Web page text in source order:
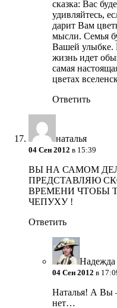
сказка: Вас
удивляйтесь,
дарит Вам
мысли. Семья
Вашей улыбке.
жизнь идет
самая
цветах
Ответить
наталья
04 Сен 2012 в 15:39
ВЫ НА САМОМ
ПРЕДСТАВЛЯЮ
ВРЕМЕНИ ЧТОБЫ
ЧЕПУХУ !
Ответить
Надежда
04 Сен 2012 в
Наталья! А Вы
нет…